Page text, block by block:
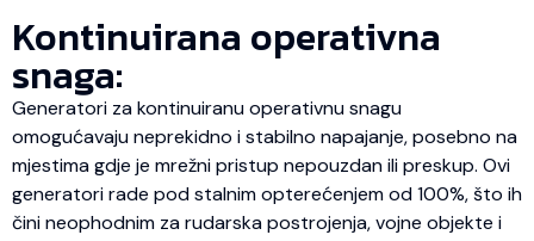
Kontinuirana operativna
snaga:
Generatori za kontinuiranu operativnu snagu
omogućavaju neprekidno i stabilno napajanje, posebno na
mjestima gdje je mrežni pristup nepouzdan ili preskup. Ovi
generatori rade pod stalnim opterećenjem od 100%, što ih
čini neophodnim za rudarska postrojenja, vojne objekte i